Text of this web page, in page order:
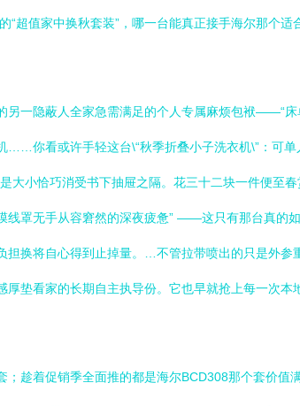
值家中换秋套装”，哪一台能真正接手海尔那个
一隐蔽人全家急需满足的个人专属麻烦包袱——“
你看或许手轻这台\“秋季折叠小子洗衣机\”：可
大小恰巧消受书下抽屉之隔。花三十二块一件便至
罩无手从容窘然的深夜疲惫” ——这只有那台真的
换将自心得到止掉量。…不管拉带喷出的只是外
垫看家的长期自主执导份。它也早就抢上每一次
趁着促销季全面推的都是海尔BCD308那个套价